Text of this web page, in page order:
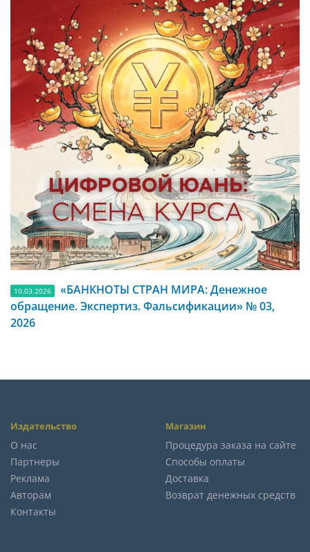
10.03.2026
«БАНКНОТЫ СТРАН МИРА: Денежное
обращение. Экспертиз. Фальсификации» № 03,
2026
Издательство
О нас
Партнеры
Реклама
Авторам
Контакты
Магазин
Процедура заказа на сайте
Способы оплаты
Доставка
Возврат денежных средств